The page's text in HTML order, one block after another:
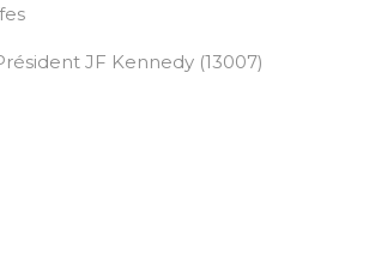
JF Kennedy (13007)